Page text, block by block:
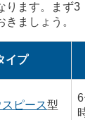
ります。まず3
ましょう。
イプ
ピース型
6〜
時